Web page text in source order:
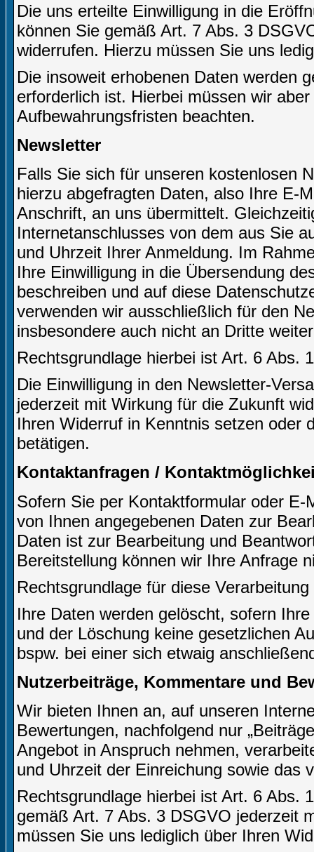
Die uns erteilte Einwilligung in die
können Sie gemäß Art. 7 Abs. 3
widerrufen. Hierzu müssen Sie uns
Die insoweit erhobenen Daten werden
erforderlich ist. Hierbei müssen wir
Aufbewahrungsfristen beachten.
Newsletter
Falls Sie sich für unseren kostenlosen
hierzu abgefragten Daten, also Ihre E-
Anschrift, an uns übermittelt.
Internetanschlusses von dem aus Sie
und Uhrzeit Ihrer Anmeldung. Im
Ihre Einwilligung in die Übersendung
beschreiben und auf diese
verwenden wir ausschließlich für den
insbesondere auch nicht an Dritte
Rechtsgrundlage hierbei ist Art. 6 Abs.
Die Einwilligung in den Newsletter-
jederzeit mit Wirkung für die Zukunft
Ihren Widerruf in Kenntnis setzen oder
betätigen.
Kontaktanfragen /
Sofern Sie per Kontaktformular oder
von Ihnen angegebenen Daten zur
Daten ist zur Bearbeitung und
Bereitstellung können wir Ihre Anfrage
Rechtsgrundlage für diese
Ihre Daten werden gelöscht, sofern
und der Löschung keine gesetzlichen
bspw. bei einer sich etwaig
Nutzerbeiträge, Kommentare und
Wir bieten Ihnen an, auf unseren
Bewertungen, nachfolgend nur
Angebot in Anspruch nehmen,
und Uhrzeit der Einreichung sowie das
Rechtsgrundlage hierbei ist Art. 6 Abs.
gemäß Art. 7 Abs. 3 DSGVO jederzeit
müssen Sie uns lediglich über Ihren